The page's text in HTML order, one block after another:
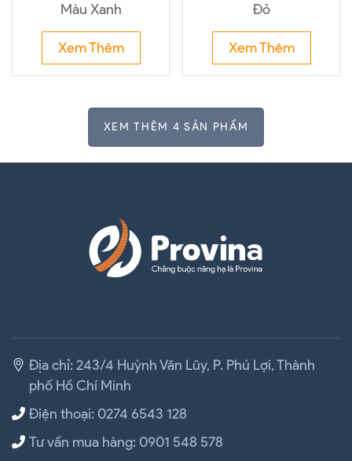
Màu Xanh
Xem Thêm
Đỏ
Xem Thêm
XEM THÊM 4 SẢN PHẨM
Địa chỉ: 243/4 Huỳnh Văn Lũy, P. Phú Lợi, Thành
phố Hồ Chí Minh
Điện thoại: 0274 6543 128
Tư vấn mua hàng: 0901 548 578